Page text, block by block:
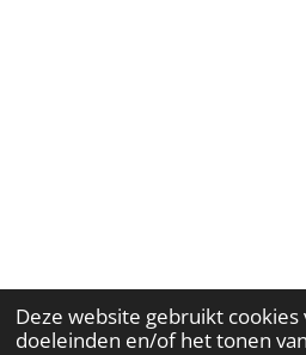
Deze website gebruikt cookies
doeleinden en/of het tonen